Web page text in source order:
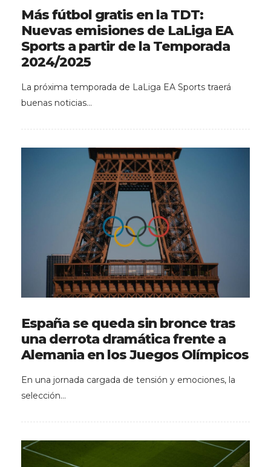
Más fútbol gratis en la TDT:
Nuevas emisiones de LaLiga EA
Sports a partir de la Temporada
2024/2025
La próxima temporada de LaLiga EA Sports traerá
buenas noticias…
España se queda sin bronce tras
una derrota dramática frente a
Alemania en los Juegos Olímpicos
En una jornada cargada de tensión y emociones, la
selección…